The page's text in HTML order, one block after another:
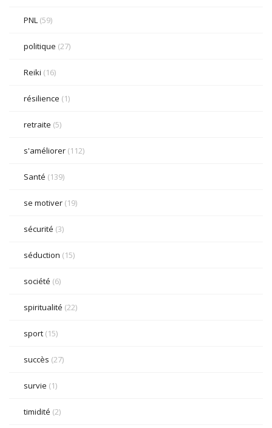
PNL (59)
politique (27)
Reiki (16)
résilience (1)
retraite (5)
s'améliorer (112)
Santé (139)
se motiver (19)
sécurité (3)
séduction (15)
société (6)
spiritualité (22)
sport (15)
succès (27)
survie (1)
timidité (2)